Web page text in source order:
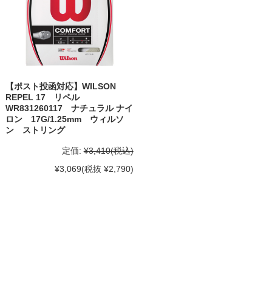
【ポスト投函対応】WILSON
REPEL 17 リペル
WR831260117 ナチュラル ナイ
ロン 17G/1.25mm ウィルソ
ン ストリング
定価: ¥3,410(税込)
¥3,069(税抜 ¥2,790)